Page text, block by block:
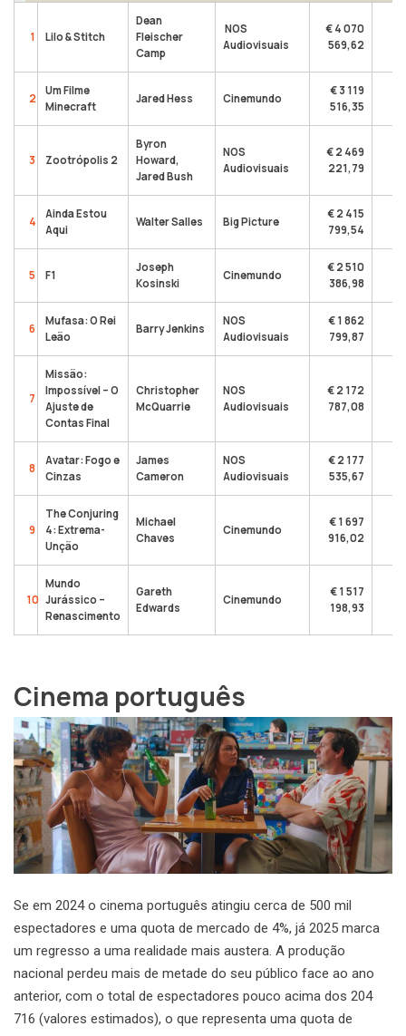
1 Lilo & Stitch
Dean
Fleischer
Camp
NOS
Audiovisuais
€ 4 070
569,62
2
Um Filme
Minecraft
Jared Hess Cinemundo
€ 3 119
516,35
3 Zootrópolis 2
Byron
Howard,
Jared Bush
NOS
Audiovisuais
€ 2 469
221,79
4
Ainda Estou
Aqui
Walter Salles Big Picture
€ 2 415
799,54
5 F1
Joseph
Kosinski
Cinemundo
€ 2 510
386,98
6
Mufasa: O Rei
Leão
Barry Jenkins
NOS
Audiovisuais
€ 1 862
799,87
7
Missão:
Impossível – O
Ajuste de
Contas Final
Christopher
McQuarrie
NOS
Audiovisuais
€ 2 172
787,08
8
Avatar: Fogo e
Cinzas
James
Cameron
NOS
Audiovisuais
€ 2 177
535,67
9
The Conjuring
4: Extrema-
Unção
Michael
Chaves
Cinemundo
€ 1 697
916,02
10
Mundo
Jurássico –
Renascimento
Gareth
Edwards
Cinemundo
€ 1 517
198,93
Cinema português
Se em 2024 o cinema português atingiu cerca de 500 mil
espectadores e uma quota de mercado de 4%, já 2025 marca
um regresso a uma realidade mais austera. A produção
nacional perdeu mais de metade do seu público face ao ano
anterior, com o total de espectadores pouco acima dos 204
716 (valores estimados), o que representa uma quota de